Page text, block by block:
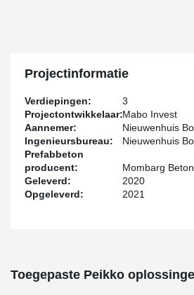
Projectinformatie
Verdiepingen:
3
Projectontwikkelaar:Mabo Invest
Aannemer:
Nieuwenhuis
Ingenieursbureau:
Nieuwenhuis
Prefabbeton
producent:
Mombarg
Geleverd:
2020
Opgeleverd:
2021
Toegepaste Peikko